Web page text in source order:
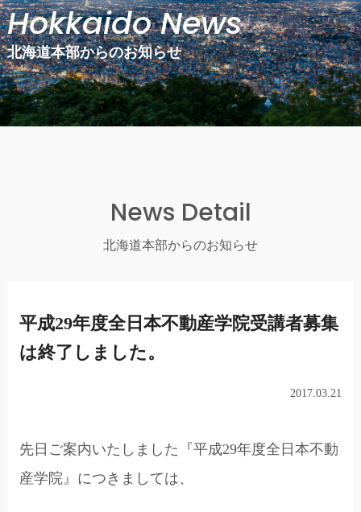
Hokkaido News
北海道本部からのお知らせ
News Detail
北海道本部からのお知らせ
平成29年度全日本不動産学院受講者募集
は終了しました。
2017.03.21
先日ご案内いたしました『平成29年度全日本不動
産学院』につきましては、